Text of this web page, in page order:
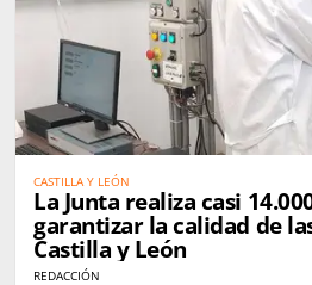
CASTILLA Y LEÓN
La Junta realiza casi
garantizar la calidad de
Castilla y León
REDACCIÓN